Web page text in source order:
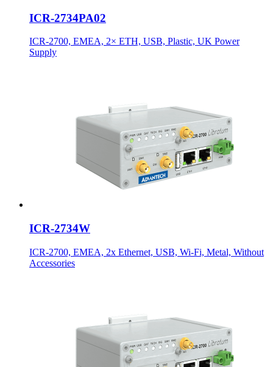
ICR-2734PA02
ICR-2700, EMEA, 2× ETH, USB, Plastic, UK Power
Supply
ICR-2734W
ICR-2700, EMEA, 2x Ethernet, USB, Wi-Fi, Metal, Without
Accessories